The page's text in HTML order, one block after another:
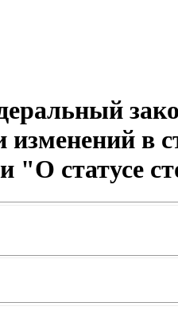
в
"О статусе